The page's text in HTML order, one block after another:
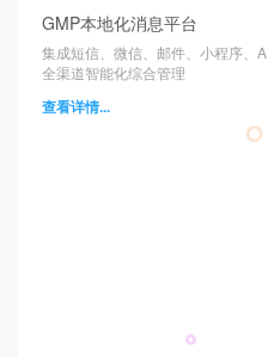
GMP本地化消息平台
集成短信、微信、邮件、小程序、
全渠道智能化综合管理
查看详情...